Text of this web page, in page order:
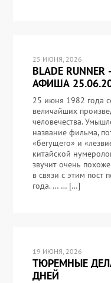
25 ИЮНЯ, 2026
BLADE
АФИША
25 июня 1982 года
величайших
человечества.
название фильма,
«бегущего» и
китайской
звучит очень
в связи с этим пост
года. … … […]
19 ИЮНЯ, 2026
ТЮРЕМНЫЕ
ДНЕЙ